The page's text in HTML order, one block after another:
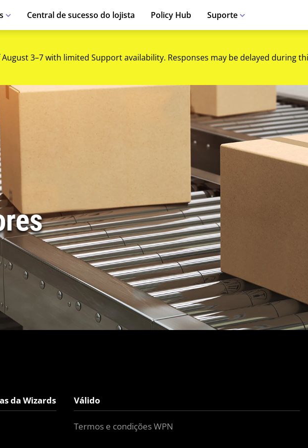
Central de sucesso do lojista Policy Hub Suporte
3–7 with limited Support availability. Responses may be delayed during
da Wizards Válido
Termos e condições WPN